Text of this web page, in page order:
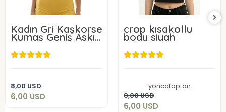
Kadın Gri Kaşkorse
Kumaş Geniş Askılı
Crop Bluz
8,00 USD
6,00 USD
6,00 USD
crop kısakollu
body siyah
yoncatoptan
8,00 USD
6,00 USD
Add to cart